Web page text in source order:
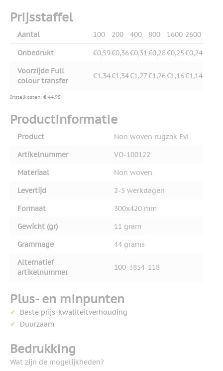
Prijsstaffel
Aantal 100 200 400 800 1600 2600
Onbedrukt €0,59€0,36€0,31€0,28€0,25€0,24
Voorzijde Full
colour transfer
€1,34€1,34€1,27€1,26€1,16€1,14
Instelkosten: € 44,95
Productinformatie
Product
Non woven rugzak Evi
Artikelnummer
VO-100122
Materiaal
Non woven
Levertijd
2-5 werkdagen
Formaat
300x420 mm
Gewicht (gr)
11 gram
Grammage
44 grams
Alternatief
artikelnummer
100-3854-118
Plus- en minpunten
Beste prijs-kwaliteitverhouding
Duurzaam
Bedrukking
Wat zijn de mogelijkheden?